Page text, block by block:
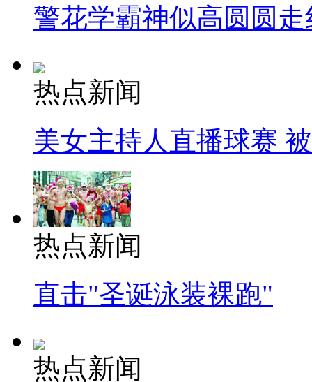
警花学霸神似高圆圆走
热点新闻
美女主持人直播球赛
热点新闻
直击"圣诞泳装裸跑"
热点新闻